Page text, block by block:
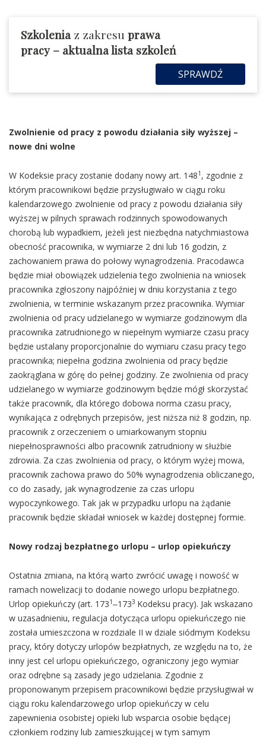
Szkoleniaz zakresu prawa
pracy– aktualna lista szkoleń
SPRAWDŹ
Zwolnienie od pracy z powodu działania siły wyższej –
nowe dni wolne
W Kodeksie pracy zostanie dodany nowy art. 1481 , zgodnie z
którym pracownikowi będzie przysługiwało w ciągu roku
kalendarzowego zwolnienie od pracy z powodu działania siły
wyższej w pilnych sprawach rodzinnych spowodowanych
chorobą lub wypadkiem, jeżeli jest niezbędna natychmiastowa
obecność pracownika, w wymiarze 2 dni lub 16 godzin, z
zachowaniem prawa do połowy wynagrodzenia. Pracodawca
będzie miał obowiązek udzielenia tego zwolnienia na wniosek
pracownika zgłoszony najpóźniej w dniu korzystania z tego
zwolnienia, w terminie wskazanym przez pracownika. Wymiar
zwolnienia od pracy udzielanego w wymiarze godzinowym dla
pracownika zatrudnionego w niepełnym wymiarze czasu pracy
będzie ustalany proporcjonalnie do wymiaru czasu pracy tego
pracownika; niepełna godzina zwolnienia od pracy będzie
zaokrąglana w górę do pełnej godziny. Ze zwolnienia od pracy
udzielanego w wymiarze godzinowym będzie mógł skorzystać
także pracownik, dla którego dobowa norma czasu pracy,
wynikająca z odrębnych przepisów, jest niższa niż 8 godzin, np.
pracownik z orzeczeniem o umiarkowanym stopniu
niepełnosprawności albo pracownik zatrudniony w służbie
zdrowia. Za czas zwolnienia od pracy, o którym wyżej mowa,
pracownik zachowa prawo do 50% wynagrodzenia obliczanego,
co do zasady, jak wynagrodzenie za czas urlopu
wypoczynkowego. Tak jak w przypadku urlopu na żądanie
pracownik będzie składał wniosek w każdej dostępnej formie.
Nowy rodzaj bezpłatnego urlopu – urlop opiekuńczy
Ostatnia zmiana, na którą warto zwrócić uwagę i nowość w
ramach nowelizacji to dodanie nowego urlopu bezpłatnego.
Urlop opiekuńczy (art. 1731‒1733 Kodeksu pracy). Jak wskazano
w uzasadnieniu, regulacja dotycząca urlopu opiekuńczego nie
została umieszczona w rozdziale II w dziale siódmym Kodeksu
pracy, który dotyczy urlopów bezpłatnych, ze względu na to, że
inny jest cel urlopu opiekuńczego, ograniczony jego wymiar
oraz odrębne są zasady jego udzielania. Zgodnie z
proponowanym przepisem pracownikowi będzie przysługiwał w
ciągu roku kalendarzowego urlop opiekuńczy w celu
zapewnienia osobistej opieki lub wsparcia osobie będącej
członkiem rodziny lub zamieszkującej w tym samym